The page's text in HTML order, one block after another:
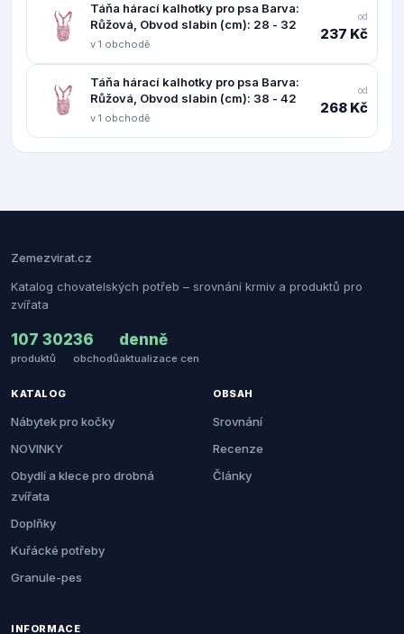
Táňa hárací kalhotky pro psa Barva:
Růžová, Obvod slabin (cm): 28 - 32
v 1 obchodě
od
237 Kč
Táňa hárací kalhotky pro psa Barva:
Růžová, Obvod slabin (cm): 38 - 42
v 1 obchodě
od
268 Kč
Zemezvirat.cz
Katalog chovatelských potřeb – srovnání krmiv a produktů pro
zvířata
107 302
produktů
36
obchodů
denně
aktualizace cen
KATALOG
Nábytek pro kočky
NOVINKY
Obydlí a klece pro drobná
zvířata
Doplňky
Kuřácké potřeby
Granule-pes
OBSAH
Srovnání
Recenze
Články
INFORMACE